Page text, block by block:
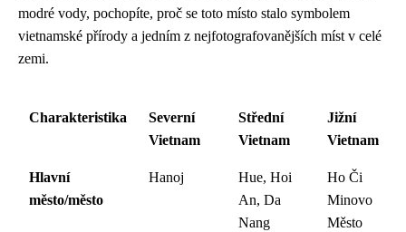
modré vody, pochopíte, proč se toto místo stalo symbolem
vietnamské přírody a jedním z nejfotografovanějších míst v celé
zemi.
Charakteristika
Severní
Vietnam
Střední
Vietnam
Jižní
Vietnam
Hlavní
město/město
Hanoj
Hue, Hoi
An, Da
Nang
Ho Či
Minovo
Město